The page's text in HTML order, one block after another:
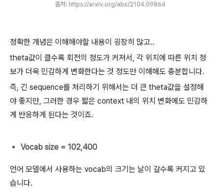
출처: https://arxiv.org/abs/2104.09864
정확한 개념은 이해해야할 내용이 굉장히 많고..
theta값이 클수록 회전의 정도가 커져서, 각 위치에 따른 위치 정
보가 더욱 민감하게 변화한다는 것 정도만 이해해도 충분합니다.
즉, 긴 sequence를 처리하기 위해서는 더 큰 theta값을 설정해
야 좋지만, 그러한 경우 짧은 context 내의 위치 변화에도 민감하
게 반응하게 된다는 것이죠.
Vocab size = 102,400
언어 모델에서 사용하는 vocab의 크기는 날이 갈수록 커지고 있
습니다.